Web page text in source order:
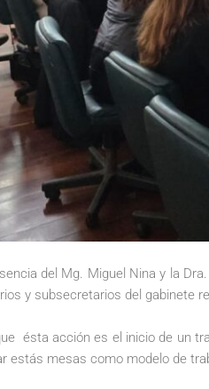
del Mg. Miguel Nina y la
y subsecretarios del gabinete
ésta acción es el inicio de un
estás mesas como modelo de